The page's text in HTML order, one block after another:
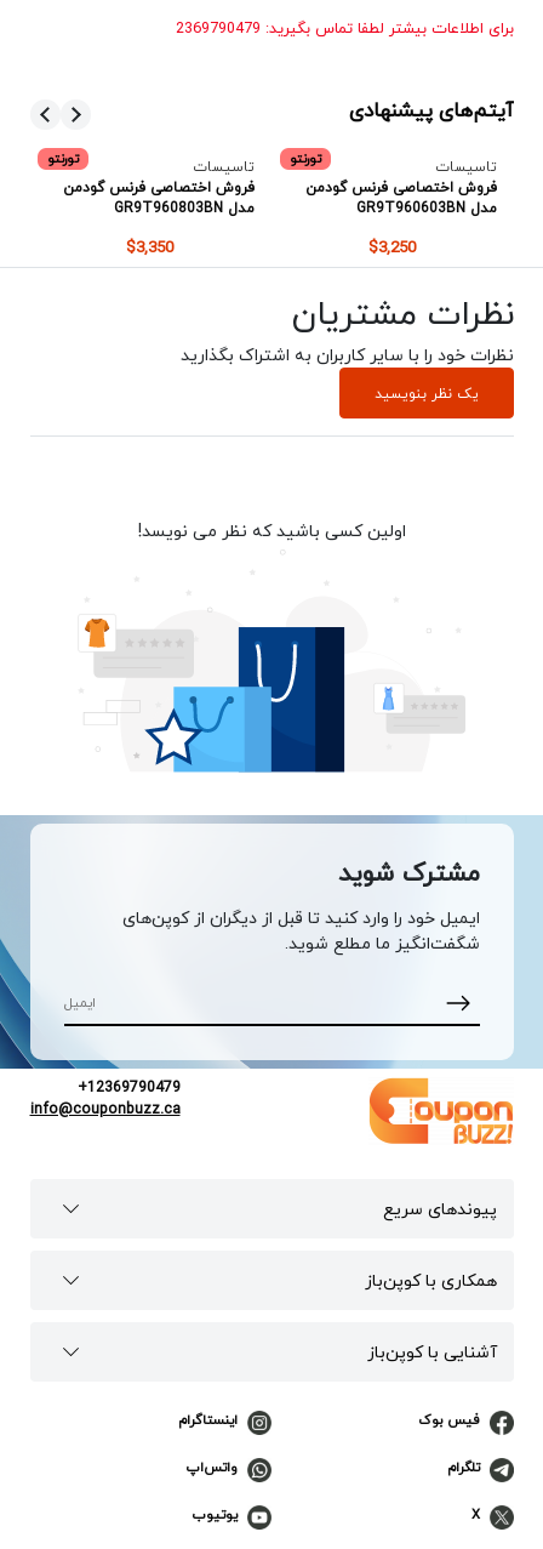
برای اطلاعات بیشتر لطفا تماس بگیرید: 2369790479
آیتم‌های پیشنهادی
تورنتو
تاسیسات
فروش اختصاصی فرنس گودمن
مدل GR9T960603BN
$3,250
تورنتو
تاسیسات
فروش اختصاصی فرنس گودمن
مدل GR9T960803BN
$3,350
نظرات مشتریان
نظرات خود را با سایر کاربران به اشتراک بگذارید
یک نظر بنویسید
اولین کسی باشید که نظر می نویسد!
مشترک شوید
ایمیل خود را وارد کنید تا قبل از دیگران از کوپن‌های
شگفت‌انگیز ما مطلع شوید.
+12369790479
info@couponbuzz.ca
پیوند‌های سریع
همکاری با کوپن‌باز
آشنایی با کوپن‌باز
فیس بوک اینستاگرام
تلگرام واتس‌اپ
X یوتیوب